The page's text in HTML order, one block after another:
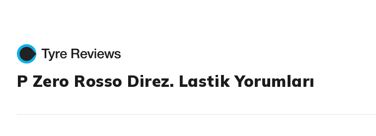
P Zero Rosso Direz. Lastik Yorumları